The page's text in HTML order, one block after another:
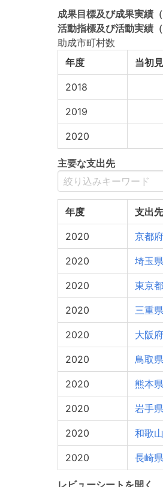
成果目標及び成果実績
活動指標及び活動実績
助成市町村数
年度
当初
2018
2019
2020
主要な支出先
年度 支出先
2020 京都府
2020 埼玉県
2020 東京都
2020 三重県
2020 大阪府
2020 鳥取県
2020 熊本県
2020 岩手県
2020 和歌
2020 長崎県
レビューシートを開く